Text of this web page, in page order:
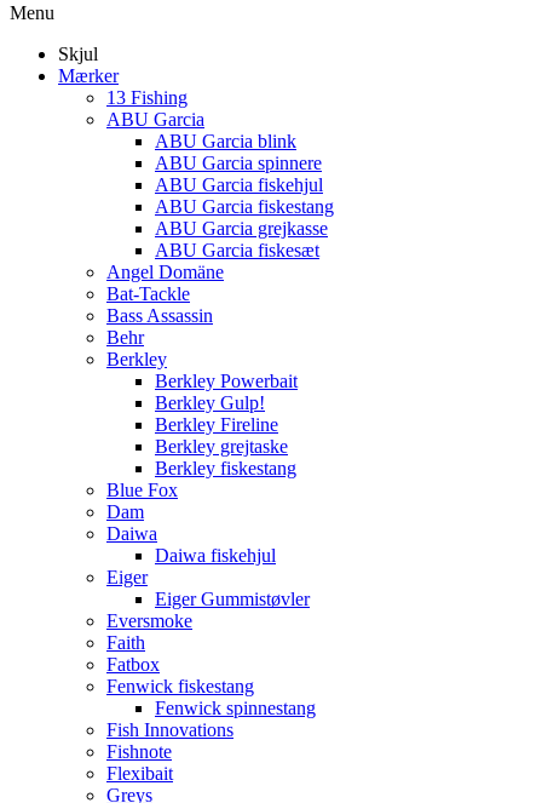
Menu
Skjul
Mærker
13 Fishing
ABU Garcia
ABU Garcia blink
ABU Garcia spinnere
ABU Garcia fiskehjul
ABU Garcia fiskestang
ABU Garcia grejkasse
ABU Garcia fiskesæt
Angel Domäne
Bat-Tackle
Bass Assassin
Behr
Berkley
Berkley Powerbait
Berkley Gulp!
Berkley Fireline
Berkley grejtaske
Berkley fiskestang
Blue Fox
Dam
Daiwa
Daiwa fiskehjul
Eiger
Eiger Gummistøvler
Eversmoke
Faith
Fatbox
Fenwick fiskestang
Fenwick spinnestang
Fish Innovations
Fishnote
Flexibait
Greys